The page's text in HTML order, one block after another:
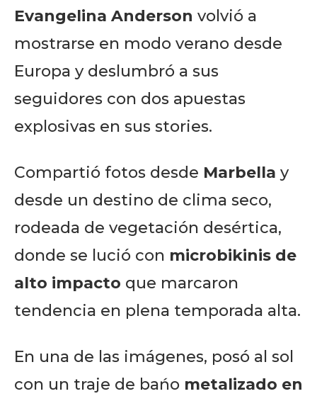
Evangelina Anderson volvió a
mostrarse en modo verano desde
Europa y deslumbró a sus
seguidores con dos apuestas
explosivas en sus stories.
Compartió fotos desde Marbella y
desde un destino de clima seco,
rodeada de vegetación desértica,
donde se lució con microbikinis de
alto impacto que marcaron
tendencia en plena temporada alta.
En una de las imágenes, posó al sol
con un traje de bańo metalizado en